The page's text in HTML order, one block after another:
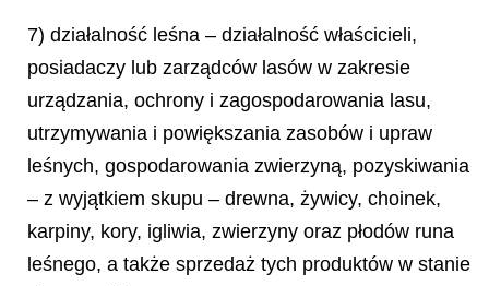
7) działalność leśna – działalność właścicieli,
posiadaczy lub zarządców lasów w zakresie
urządzania, ochrony i zagospodarowania lasu,
utrzymywania i powiększania zasobów i upraw
leśnych, gospodarowania zwierzyną, pozyskiwania
– z wyjątkiem skupu – drewna, żywicy, choinek,
karpiny, kory, igliwia, zwierzyny oraz płodów runa
leśnego, a także sprzedaż tych produktów w stanie